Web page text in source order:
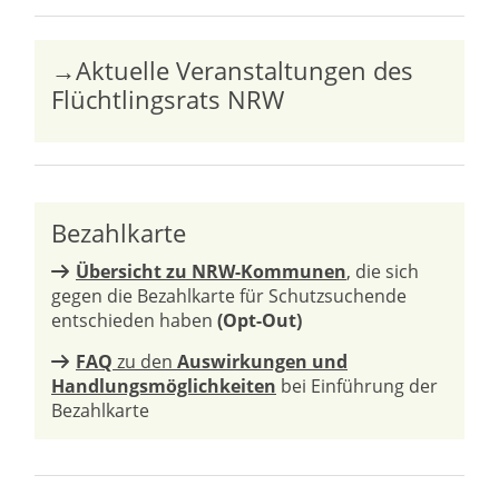
→Aktuelle Veranstaltungen des
Flüchtlingsrats NRW
Bezahlkarte
Übersicht zu NRW-Kommunen, die sich
gegen die Bezahlkarte für Schutzsuchende
entschieden haben (Opt-Out)
FAQ zu den Auswirkungen und
Handlungsmöglichkeiten bei Einführung der
Bezahlkarte